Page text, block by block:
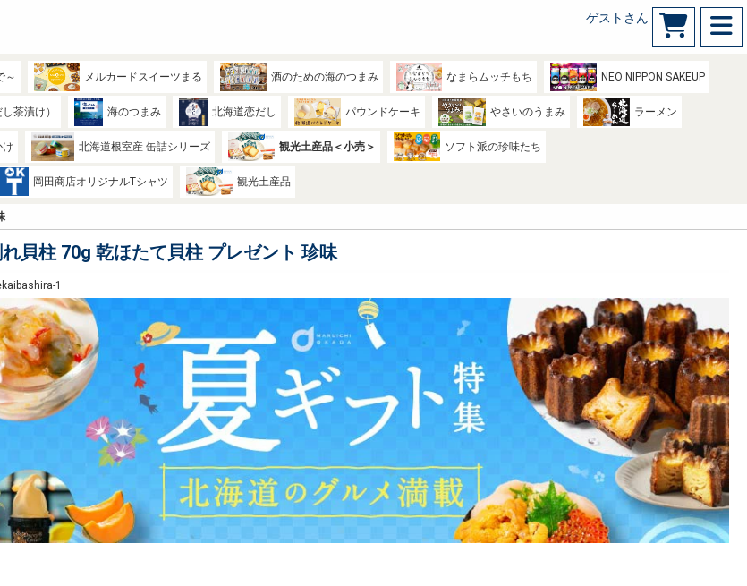
ゲストさん
～ メルカードスイーツまる 酒のための海のつまみ なまらムッチもち NEO NIPPON SAKEUP
茶漬け） 海のつまみ 北海道恋だし パウンドケーキ やさいのうまみ ラーメン
け 北海道根室産 缶詰シリーズ 観光土産品＜小売＞ ソフト派の珍味たち
岡田商店オリジナルTシャツ 観光土産品
貝柱 70g 乾ほたて貝柱 プレゼント 珍味
1